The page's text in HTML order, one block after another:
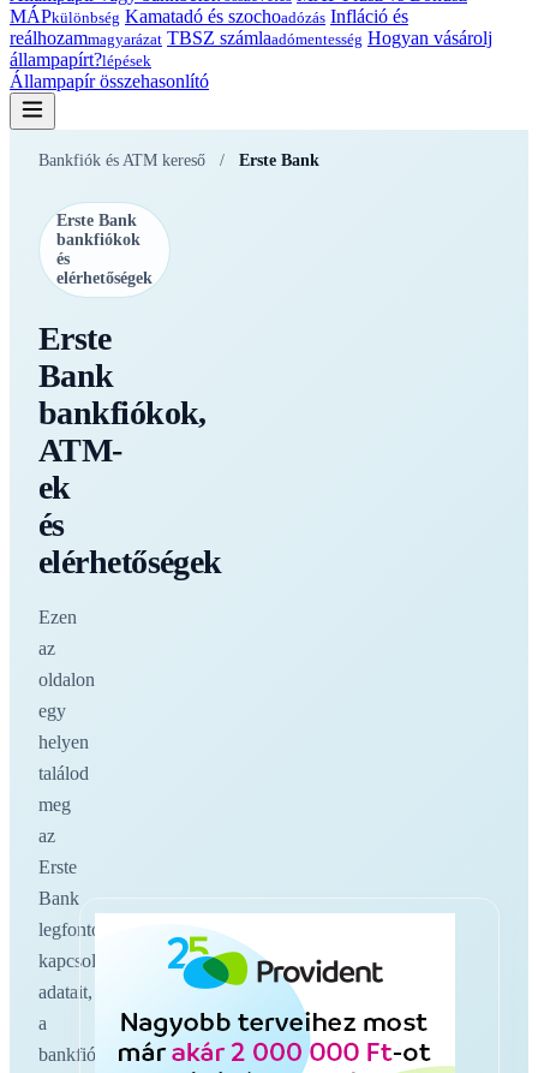
MÁPkülönbség Kamatadó és szochoadózás Infláció és
reálhozammagyarázat TBSZ számlaadómentesség Hogyan vásárolj
állampapírt?lépések
Állampapír összehasonlító
Bankfiók és ATM kereső / Erste Bank
Erste Bank
bankfiókok
és
elérhetőségek
Erste
Bank
bankfiókok,
ATM-
ek
és
elérhetőségek
Ezen
az
oldalon
egy
helyen
találod
meg
az
Erste
Bank
legfontosabb
kapcsolati
adatait,
a
bankfiókokat